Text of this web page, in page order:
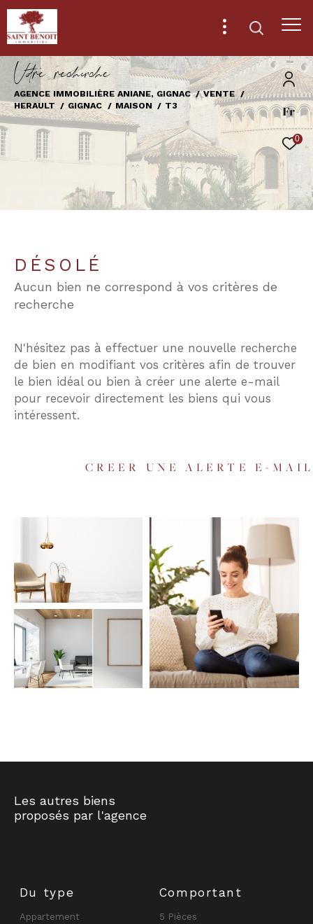
Fr
0
Vore recece
AGENCE IMMOBILIÈRE ANIANE, GIGNAC
VENTE
HERAULT
GIGNAC MAISON T3
DÉSOLÉ
Aucun bien ne correspond à vos critères de
recherche
N'hésitez pas à effectuer une nouvelle recherche
de bien en modifiant vos critères afin de trouver
le bien idéal ou bien à créer une alerte e-mail
pour recevoir directement les biens qui vous
intéressent.
CREER UNE ALERTE E-
Les autres biens
proposés par l'agence
Du type
Appartement
Comportant
5 Pièces
Effectuer une recherche
et trouver le bien qui correspond à vos
critères
d'offre
Vente
de
bien
Type de bien
Ville
Budget
Budget
Surface
Surface
AFFINER LES CRITÈRES
TERRASSE PARKING PISCINE
FILTRER PAR
COUPS DE COEUR EXCLUSIVITÉS